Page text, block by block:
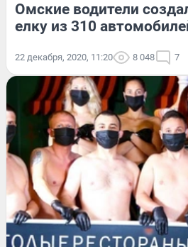
Омские водители
елку из 310
22 декабря, 2020, 11:20 8 048 7